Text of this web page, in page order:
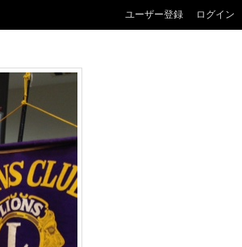
ユーザー登録 ログイン